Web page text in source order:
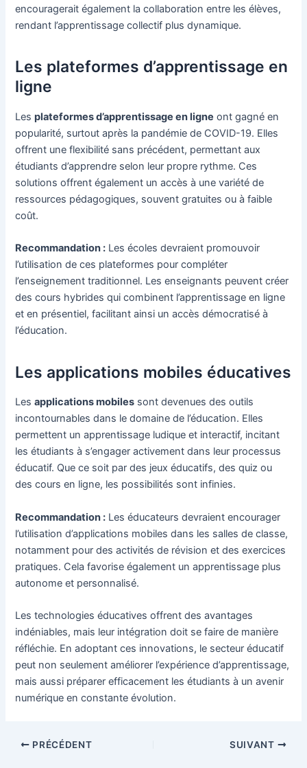
encouragerait également la collaboration entre les élèves,
rendant l’apprentissage collectif plus dynamique.
Les plateformes d’apprentissage en
ligne
Lesplateformes d’apprentissage en ligne ont gagné en
popularité, surtout après la pandémie de COVID-19. Elles
offrent une flexibilité sans précédent, permettant aux
étudiants d’apprendre selon leur propre rythme. Ces
solutions offrent également un accès à une variété de
ressources pédagogiques, souvent gratuites ou à faible
coût.
Recommandation : Les écoles devraient promouvoir
l’utilisation de ces plateformes pour compléter
l’enseignement traditionnel. Les enseignants peuvent créer
des cours hybrides qui combinent l’apprentissage en ligne
et en présentiel, facilitant ainsi un accès démocratisé à
l’éducation.
Les applications mobiles éducatives
Lesapplications mobiles sont devenues des outils
incontournables dans le domaine de l’éducation. Elles
permettent un apprentissage ludique et interactif, incitant
les étudiants à s’engager activement dans leur processus
éducatif. Que ce soit par des jeux éducatifs, des quiz ou
des cours en ligne, les possibilités sont infinies.
Recommandation : Les éducateurs devraient encourager
l’utilisation d’applications mobiles dans les salles de classe,
notamment pour des activités de révision et des exercices
pratiques. Cela favorise également un apprentissage plus
autonome et personnalisé.
Les technologies éducatives offrent des avantages
indéniables, mais leur intégration doit se faire de manière
réfléchie. En adoptant ces innovations, le secteur éducatif
peut non seulement améliorer l’expérience d’apprentissage,
mais aussi préparer efficacement les étudiants à un avenir
numérique en constante évolution.
NavigationPRÉCÉDENT SUIVANT